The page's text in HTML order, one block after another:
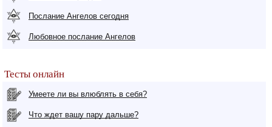
Послание Ангелов сегодня
Любовное послание Ангелов
Тесты онлайн
Умеете ли вы влюблять в себя?
Что ждет вашу пару дальше?